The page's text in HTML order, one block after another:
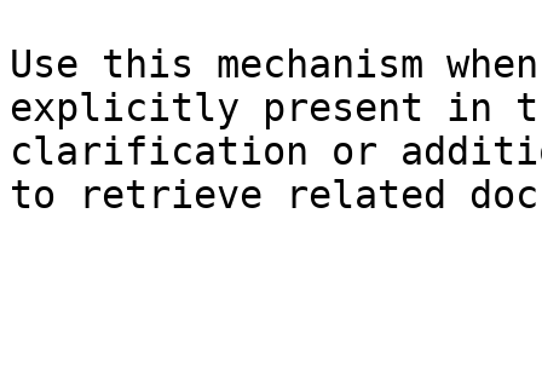
Use this mechanism
explicitly present in
clarification or